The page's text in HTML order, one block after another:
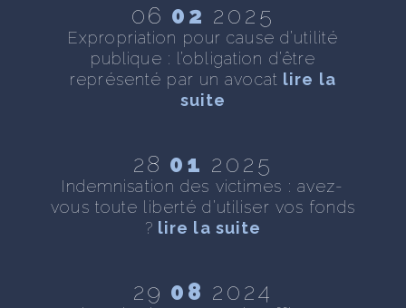
06 02 2025
Expropriation pour cause d’utilité
publique : l’obligation d’être
représenté par un avocat lire la
suite
28 01 2025
Indemnisation des victimes : avez-
vous toute liberté d’utiliser vos fonds
? lire la suite
29 08 2024